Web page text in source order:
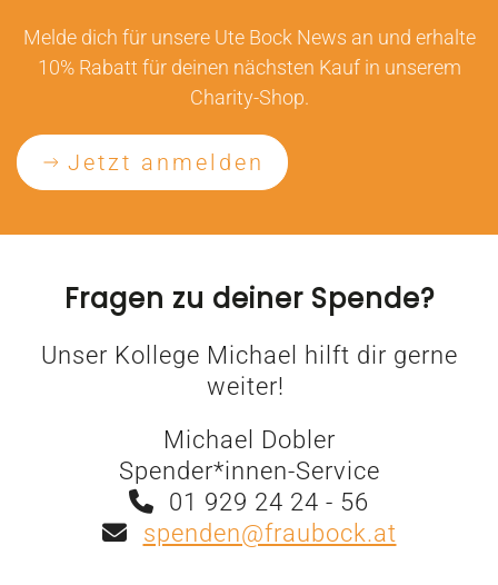
Melde dich für unsere Ute Bock News an und erhalte
10% Rabatt für deinen nächsten Kauf in unserem
Charity-Shop.
Jetzt anmelden
Fragen zu deiner Spende?
Unser Kollege Michael hilft dir gerne
weiter!
Michael Dobler
Spender*innen-Service
01 929 24 24 - 56
spenden@fraubock.at